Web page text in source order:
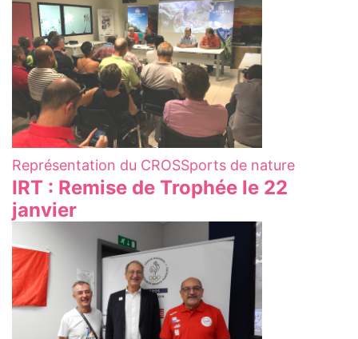
Représentation du CROSSports de nature
IRT : Remise de Trophée le 22
janvier